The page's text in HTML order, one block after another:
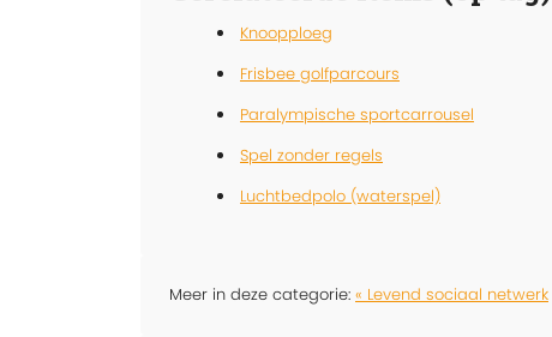
Knoopploeg
Frisbee golfparcours
Paralympische sportcarrousel
Spel zonder regels
Luchtbedpolo (waterspel)
Meer in deze categorie: « Levend sociaal netwerk